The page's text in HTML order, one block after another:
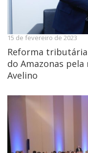
15 de fevereiro de 2023
Reforma
do Amazonas
Avelino